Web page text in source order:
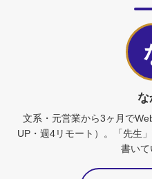
な
文系・元営業から3ヶ月で
UP・週4リモート）。「先生
書いて